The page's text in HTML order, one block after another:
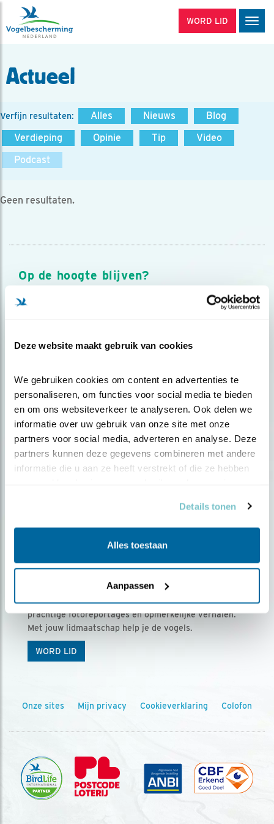
Deze website maakt gebruik van cookies
We gebruiken cookies om content en advertenties te
personaliseren, om functies voor social media te bieden
en om ons websiteverkeer te analyseren. Ook delen we
informatie over uw gebruik van onze site met onze
partners voor social media, adverteren en analyse. Deze
partners kunnen deze gegevens combineren met andere
informatie die u aan ze heeft verstrekt of die ze hebben
Details tonen
Alles toestaan
Aanpassen
WORD LID
Actueel
Verfijn resultaten: Alles Nieuws
Blog
Verdieping
Opinie Tip
Video
Podcast
Geen resultaten.
Op de hoogte blijven?
Meld je aan en ontvang nieuws, inspiratie, acties en tips
over vogels en activiteiten van Vogelbescherming.
Ontvang 5 x Vogels voor € 36,00 per jaar
Vogels is het tijdschrift voor onze leden, met
prachtige fotoreportages en opmerkelijke verhalen.
Met jouw lidmaatschap help je de vogels.
WORD LID
Onze sites Mijn privacy Cookieverklaring Colofon